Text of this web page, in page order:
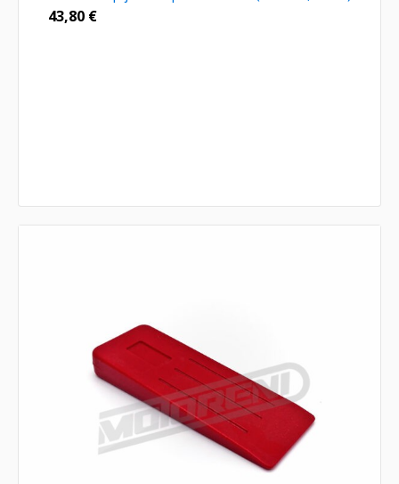
43,80 €